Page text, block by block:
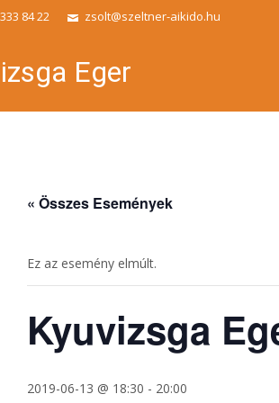
84 22 zsolt@szeltner-aikido.hu
Eger
« Összes Események
Ez az esemény elmúlt.
Kyuvizsga
2019-06-13 @ 18:30 - 20:00